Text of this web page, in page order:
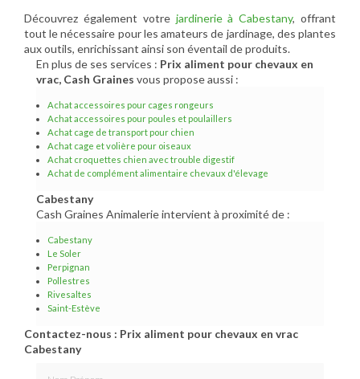
Découvrez également votre jardinerie à Cabestany, offrant
tout le nécessaire pour les amateurs de jardinage, des plantes
aux outils, enrichissant ainsi son éventail de produits.
En plus de ses services : Prix aliment pour chevaux en
vrac, Cash Graines vous propose aussi :
Achat accessoires pour cages rongeurs
Achat accessoires pour poules et poulaillers
Achat cage de transport pour chien
Achat cage et volière pour oiseaux
Achat croquettes chien avec trouble digestif
Achat de complément alimentaire chevaux d'élevage
Cabestany
Cash Graines Animalerie intervient à proximité de :
Cabestany
Le Soler
Perpignan
Pollestres
Rivesaltes
Saint-Estève
Contactez-nous : Prix aliment pour chevaux en vrac
Cabestany